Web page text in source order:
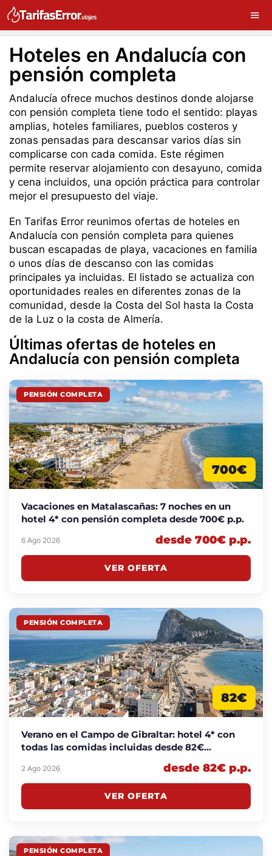
Hoteles en Andalucía con
pensión completa
Andalucía ofrece muchos destinos donde alojarse
con pensión completa tiene todo el sentido: playas
amplias, hoteles familiares, pueblos costeros y
zonas pensadas para descansar varios días sin
complicarse con cada comida. Este régimen
permite reservar alojamiento con desayuno, comida
y cena incluidos, una opción práctica para controlar
mejor el presupuesto del viaje.
En Tarifas Error reunimos ofertas de hoteles en
Andalucía con pensión completa para quienes
buscan escapadas de playa, vacaciones en familia
o unos días de descanso con las comidas
principales ya incluidas. El listado se actualiza con
oportunidades reales en diferentes zonas de la
comunidad, desde la Costa del Sol hasta la Costa
de la Luz o la costa de Almería.
Últimas ofertas de hoteles en
Andalucía con pensión completa
PENSIÓN COMPLETA
700€
Vacaciones en Matalascañas: 7 noches en un
hotel 4* con pensión completa desde 700€ p.p.
6 Ago 2026 desde 700€ p.p.
VER OFERTA
PENSIÓN COMPLETA
82€
Verano en el Campo de Gibraltar: hotel 4* con
todas las comidas incluidas desde 82€
2 Ago 2026 desde 82€ p.p.
VER OFERTA
PENSIÓN COMPLETA